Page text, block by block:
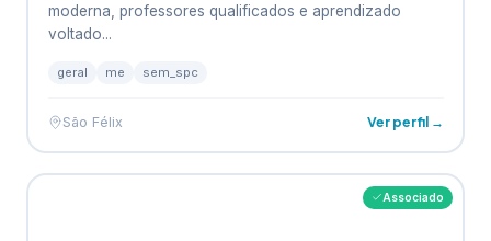
moderna, professores qualificados e aprendizado
voltado...
geral me sem_spc
São Félix Ver perfil →
Associado